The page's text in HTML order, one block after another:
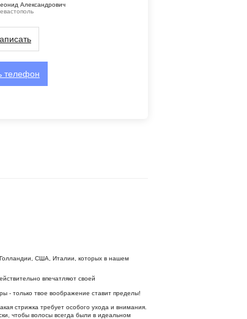
Александрович
телефон
США, Италии, которых в нашем
впечатляют своей
- только твое воображение ставит пределы!
стрижка требует особого ухода и внимания.
чтобы волосы всегда были в идеальном